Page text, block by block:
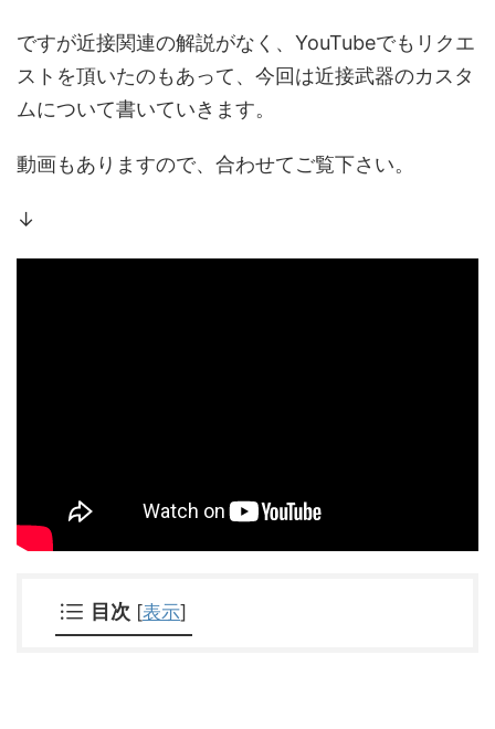
ですが近接関連の解説がなく、YouTubeでもリクエ
ストを頂いたのもあって、今回は近接武器のカスタ
ムについて書いていきます。
動画もありますので、合わせてご覧下さい。
↓
目次 [表示]